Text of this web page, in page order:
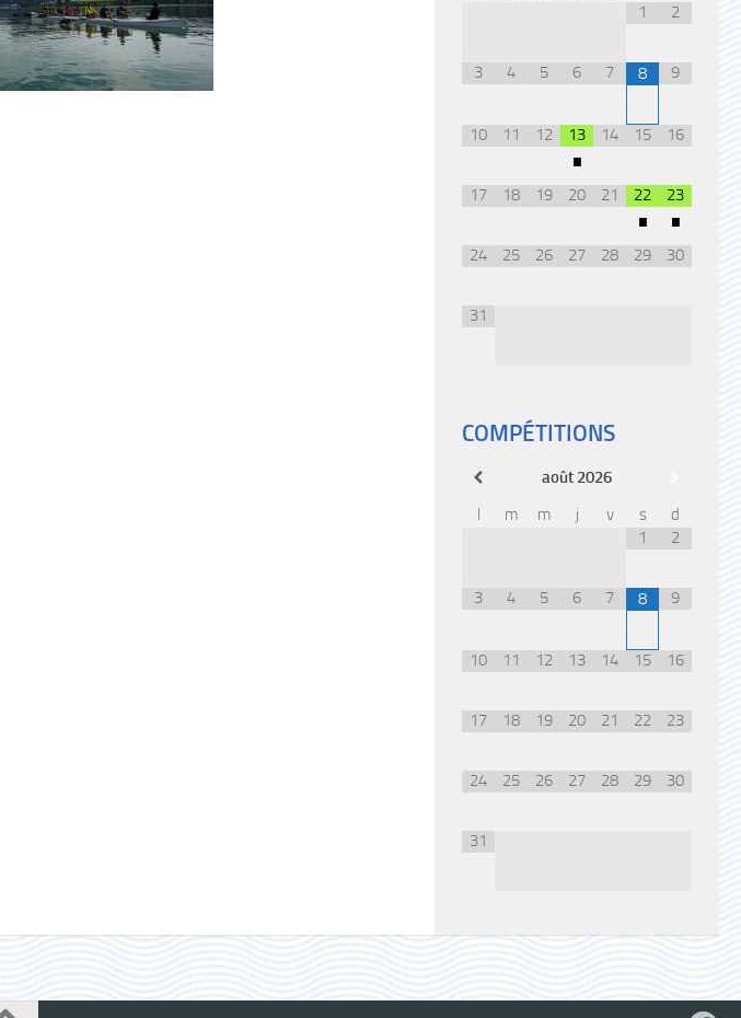
1
2
3 4 5 6 7 8 9
10 11 12 13
•
14 15 16
17 18 19 20 21 22
•
23
•
24 25 26 27 28 29 30
31
COMPÉTITIONS
août 2026
l
m m j v s
d
1
2
3 4 5 6 7 8 9
10 11 12 13 14 15 16
17 18 19 20 21 22 23
24 25 26 27 28 29 30
31